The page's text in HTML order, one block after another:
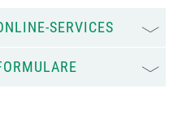
SERVICES